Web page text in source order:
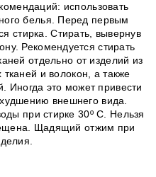
использовать
белья. Перед первым
стирка. Стирать, вывернув
Рекомендуется стирать
отдельно от изделий из
и волокон, а также
Иногда это может привести
внешнего вида.
при стирке 30º C. Нельзя
Щадящий отжим при